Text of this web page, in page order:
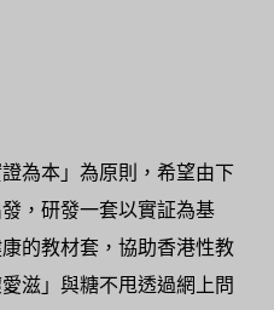
為本」為原則，希望由下
，研發一套以實証為基
的教材套，協助香港性教
滋」與糖不甩透過網上問